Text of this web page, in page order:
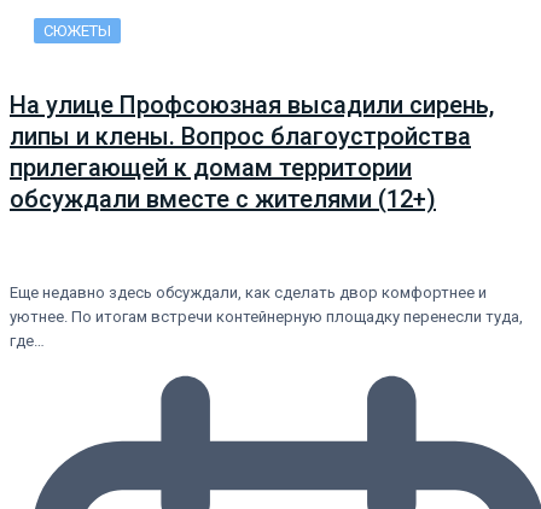
СЮЖЕТЫ
На улице Профсоюзная высадили сирень,
липы и клены. Вопрос благоустройства
прилегающей к домам территории
обсуждали вместе с жителями (12+)
Еще недавно здесь обсуждали, как сделать двор комфортнее и
уютнее. По итогам встречи контейнерную площадку перенесли туда,
где…